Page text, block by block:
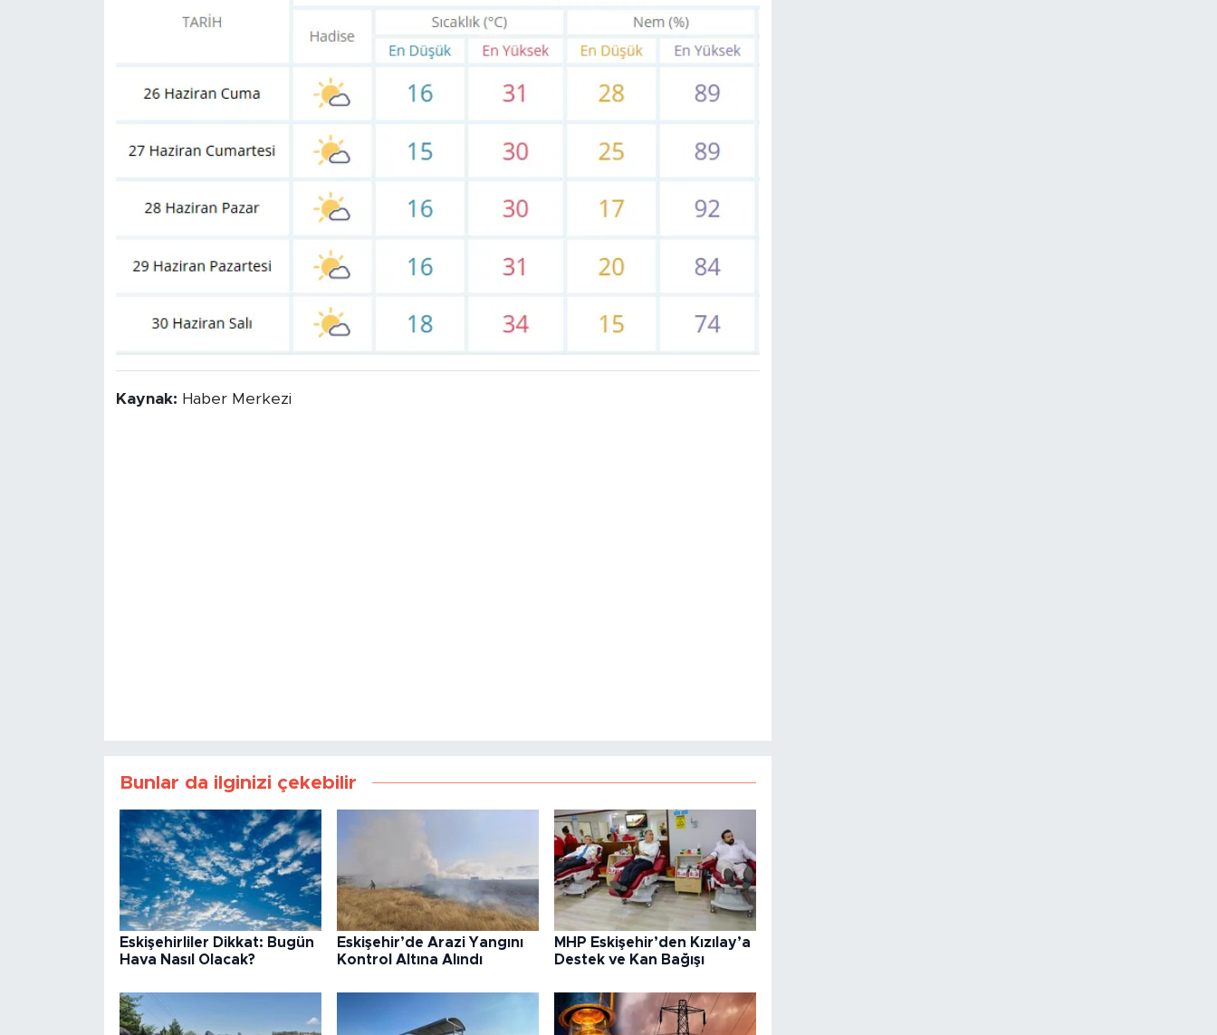
Kaynak: Haber Merkezi
Bunlar da ilginizi çekebilir
Eskişehirliler Dikkat: Bugün
Hava Nasıl Olacak?
Eskişehir’de Arazi Yangını
Kontrol Altına Alındı
MHP Eskişehir’den Kızılay’a
Destek ve Kan Bağışı